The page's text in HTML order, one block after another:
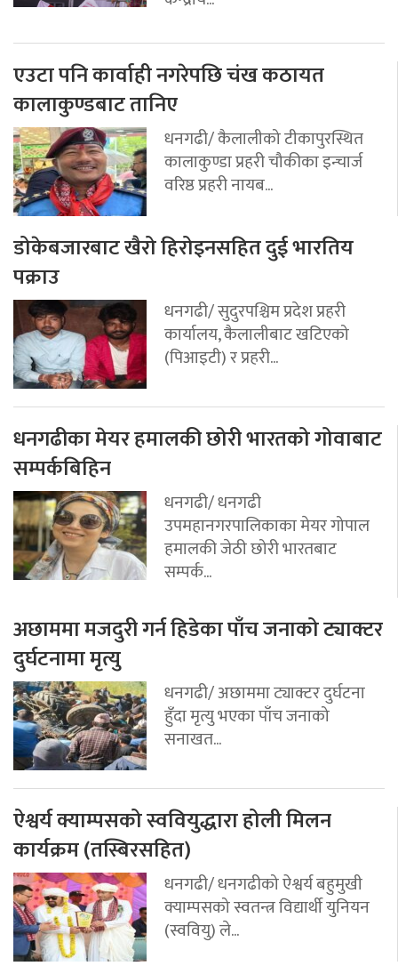
एउटा पनि कार्वाही नगरेपछि चंख कठायत
कालाकुण्डबाट तानिए
धनगढी/ कैलालीको टीकापुरस्थित
कालाकुण्डा प्रहरी चौकीका इन्चार्ज
वरिष्ठ प्रहरी नायब...
डोकेबजारबाट खैरो हिरोइनसहित दुई भारतिय
पक्राउ
धनगढी/ सुदुरपश्चिम प्रदेश प्रहरी
कार्यालय, कैलालीबाट खटिएको
(पिआइटी) र प्रहरी...
धनगढीका मेयर हमालकी छोरी भारतको गोवाबाट
सम्पर्कबिहिन
धनगढी/ धनगढी
उपमहानगरपालिकाका मेयर गोपाल
हमालकी जेठी छोरी भारतबाट
सम्पर्क...
अछाममा मजदुरी गर्न हिडेका पाँच जनाको ट्याक्टर
दुर्घटनामा मृत्यु
धनगढी/ अछाममा ट्याक्टर दुर्घटना
हुँदा मृत्यु भएका पाँच जनाको
सनाखत...
ऐश्वर्य क्याम्पसको स्ववियुद्धारा होली मिलन
कार्यक्रम (तस्बिरसहित)
धनगढी/ धनगढीको ऐश्वर्य बहुमुखी
क्याम्पसको स्वतन्त्र विद्यार्थी युनियन
(स्ववियु) ले...